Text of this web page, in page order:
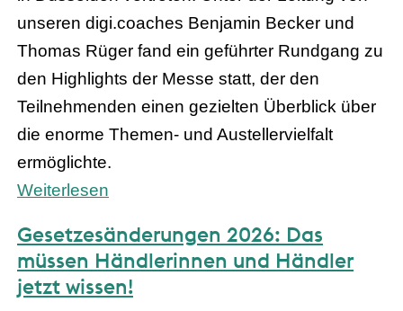
unseren digi.coaches Benjamin Becker und
Thomas Rüger fand ein geführter Rundgang zu
den Highlights der Messe statt, der den
Teilnehmenden einen gezielten Überblick über
die enorme Themen- und Austellervielfalt
ermöglichte.
Weiterlesen
Gesetzesänderungen 2026: Das
müssen Händlerinnen und Händler
jetzt wissen!